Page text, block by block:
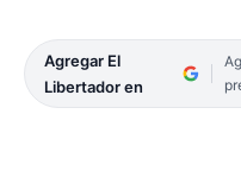
Agregar El
Libertador en